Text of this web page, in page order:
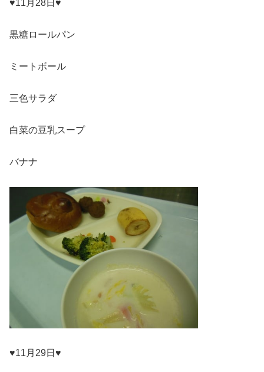
♥11月28日♥
黒糖ロールパン
ミートボール
三色サラダ
白菜の豆乳スープ
バナナ
♥11月29日♥